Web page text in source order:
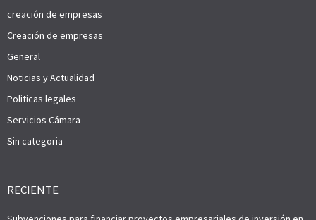
creación de empresas
Creación de empresas
General
Noticias y Actualidad
Politicas legales
Servicios Cámara
Sin categoria
RECIENTE